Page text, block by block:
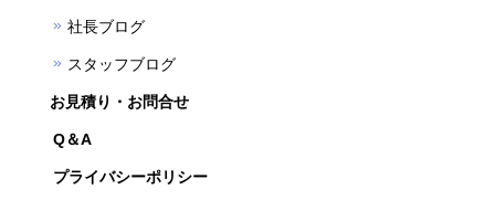
社長ブログ
スタッフブログ
お見積り・お問合せ
Q＆A
プライバシーポリシー